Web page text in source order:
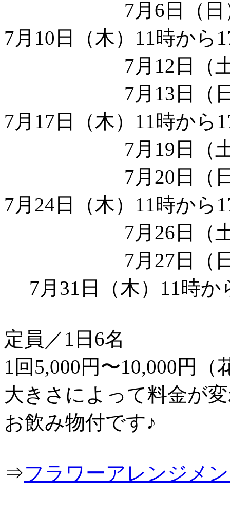
7月6日（日）15
7月10日（木）11時から
7月12日（土）
7月13日（日）
7月17日（木）11時から
7月19日（土）
7月20日（日）
7月24日（木）11時から
7月26日（土）
7月27日（日）
7月31日（木）11時か
定員／1日6名
1回5,000円〜10,000円（
大きさによって料金が
お飲み物付です♪
⇒フラワーアレンジメ